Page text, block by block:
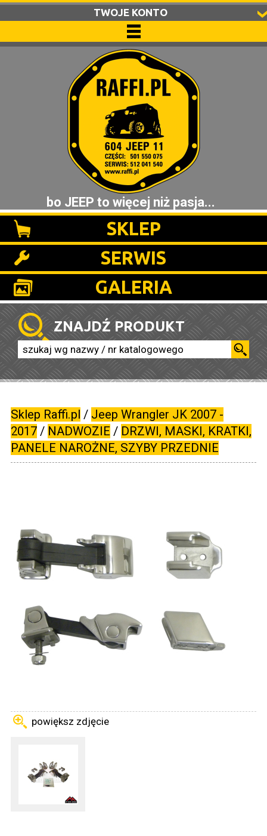
TWOJE KONTO
bo JEEP to więcej niż pasja...
SKLEP
SERWIS
GALERIA
ZNAJDŹ PRODUKT
Sklep Raffi.pl / Jeep Wrangler JK 2007 -
2017/ NADWOZIE / DRZWI, MASKI, KRATKI,
PANELE NAROŻNE, SZYBY PRZEDNIE
powiększ zdjęcie